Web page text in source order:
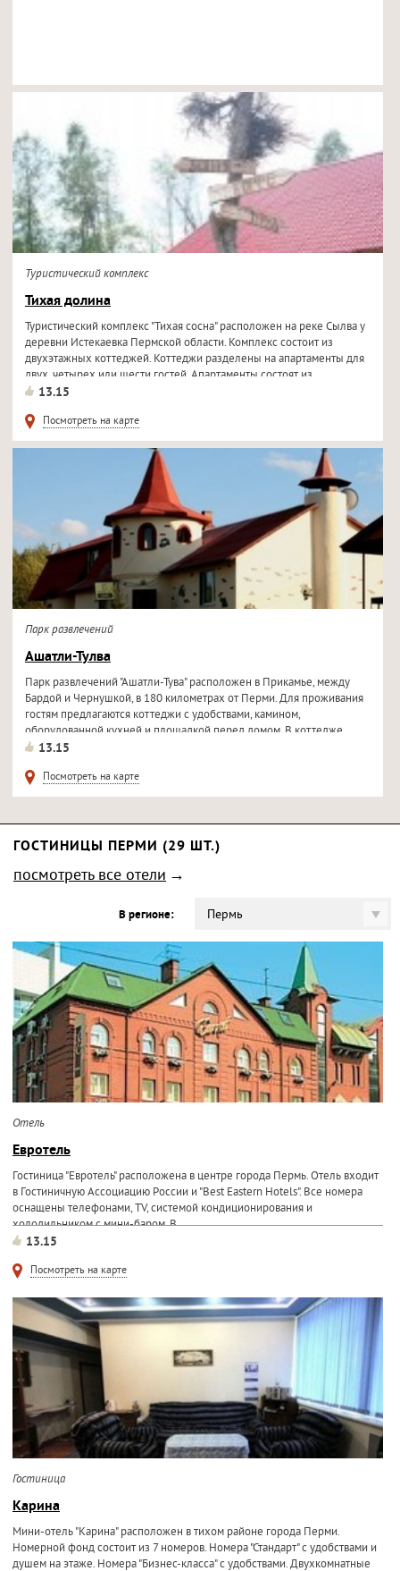
Туристический комплекс
Тихая долина
Туристический комплекс "Тихая сосна" расположен на реке Сылва у
деревни Истекаевка Пермской области. Комплекс состоит из
двухэтажных коттеджей. Коттеджи разделены на апартаменты для
двух, четырех или шести гостей. Апартаменты состоят из
13.15
Посмотреть на карте
Парк развлечений
Ашатли-Тулва
Парк развлечений "Ашатли-Тува" расположен в Прикамье, между
Бардой и Чернушкой, в 180 километрах от Перми. Для проживания
гостям предлагаются коттеджи с удобствами, камином,
оборудованной кухней и площадкой перед домом. В коттедже...
13.15
Посмотреть на карте
ГОСТИНИЦЫ ПЕРМИ (29 ШТ.)
посмотреть все отели
В регионе: Пермь
Отель
Евротель
Гостиница "Евротель" расположена в центре города Пермь. Отель входит
в Гостиничную Ассоциацию России и "Best Eastern Hotels". Все номера
оснащены телефонами, TV, системой кондиционирования и
холодильником с мини-баром. В...
13.15
Посмотреть на карте
Гостиница
Карина
Мини-отель "Карина" расположен в тихом районе города Перми.
Номерной фонд состоит из 7 номеров. Номера "Стандарт" с удобствами и
душем на этаже. Номера "Бизнес-класса" с удобствами. Двухкомнатные